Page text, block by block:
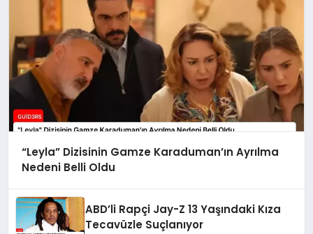
“Leyla” Dizisinin Gamze Karaduman’ın Ayrılma
Nedeni Belli Oldu
ABD’li Rapçi Jay-Z 13 Yaşındaki Kıza
Tecavüzle Suçlanıyor